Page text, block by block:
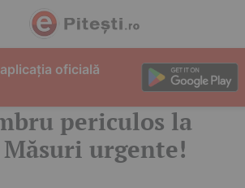
periculos la
urgente!
oficială